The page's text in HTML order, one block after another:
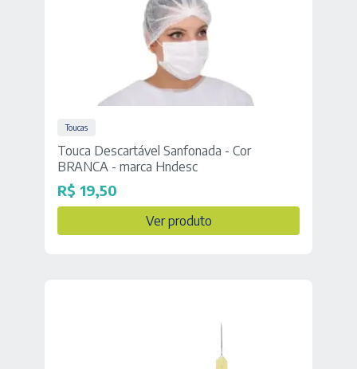
Toucas
Touca Descartável Sanfonada - Cor
BRANCA - marca Hndesc
R$ 19,50
Ver produto